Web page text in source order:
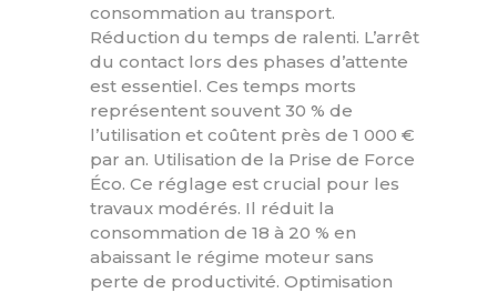
consommation au transport.
Réduction du temps de ralenti. L’arrêt
du contact lors des phases d’attente
est essentiel. Ces temps morts
représentent souvent 30 % de
l’utilisation et coûtent près de 1 000 €
par an. Utilisation de la Prise de Force
Éco. Ce réglage est crucial pour les
travaux modérés. Il réduit la
consommation de 18 à 20 % en
abaissant le régime moteur sans
perte de productivité. Optimisation